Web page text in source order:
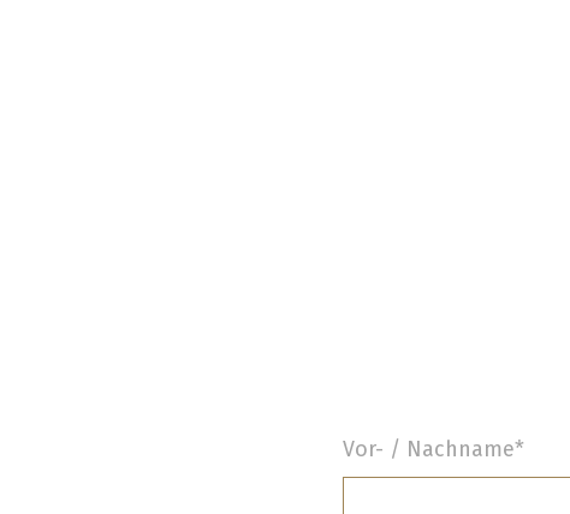
Vor- / Nachname*